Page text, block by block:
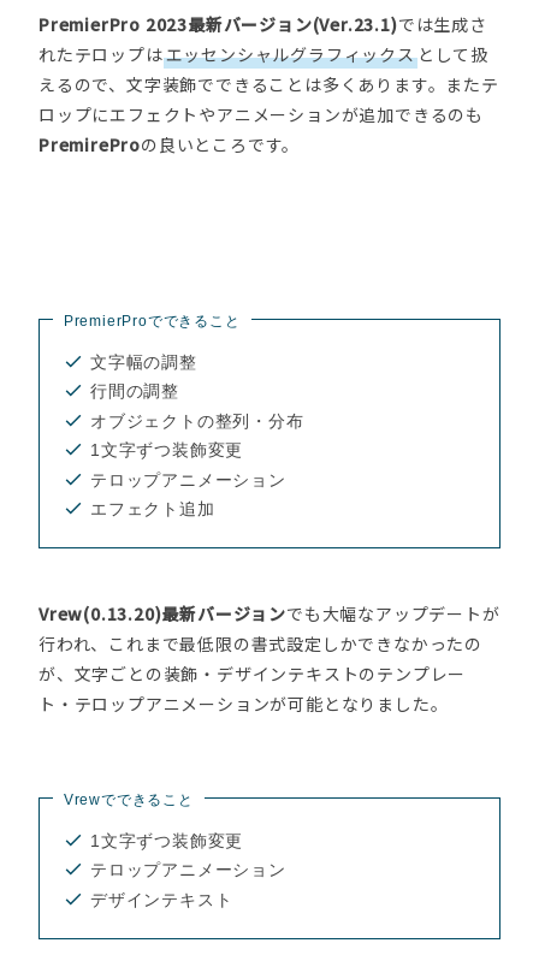
PremierPro 2023最新バージョン(Ver.23.1)では生成さ
れたテロップはエッセンシャルグラフィックスとして扱
えるので、文字装飾でできることは多くあります。またテ
ロップにエフェクトやアニメーションが追加できるのも
PremireProの良いところです。
PremierProでできること
文字幅の調整
行間の調整
オブジェクトの整列・分布
1文字ずつ装飾変更
テロップアニメーション
エフェクト追加
Vrew(0.13.20)最新バージョンでも大幅なアップデートが
行われ、これまで最低限の書式設定しかできなかったの
が、文字ごとの装飾・デザインテキストのテンプレー
ト・テロップアニメーションが可能となりました。
Vrewでできること
1文字ずつ装飾変更
テロップアニメーション
デザインテキスト